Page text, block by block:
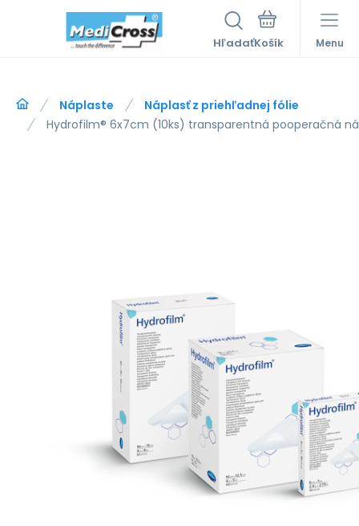
Hľadať Menu
Náplaste
Náplasť z priehľadnej fólie
Hydrofilm® 6x7cm (10ks) transparentná pooperačná